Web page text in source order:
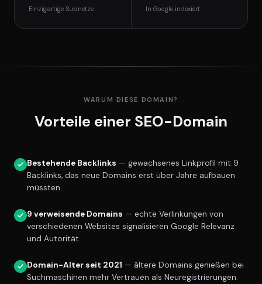
Einzigartige Subnetze In Google indexiert
WARUM DIESE DOMAIN?
Vorteile einer SEO-Domain
Bestehende Backlinks — gewachsenes Linkprofil mit 9
Backlinks, das neue Domains erst über Jahre aufbauen
müssten.
9 verweisende Domains — echte Verlinkungen von
verschiedenen Websites signalisieren Google Relevanz
und Autorität.
Domain-Alter seit 2021 — ältere Domains genießen bei
Suchmaschinen mehr Vertrauen als Neuregistrierungen.